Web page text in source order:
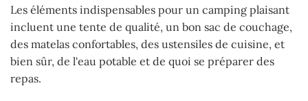
Les éléments indispensables pour un camping plaisant
incluent une tente de qualité, un bon sac de couchage,
des matelas confortables, des ustensiles de cuisine, et
bien sûr, de l'eau potable et de quoi se préparer des
repas.